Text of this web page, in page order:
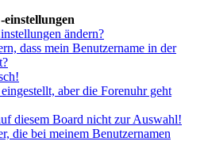
ändern?
dass mein Benutzername in der
aber die Forenuhr geht
diesem Board nicht zur Auswahl!
die bei meinem Benutzernamen